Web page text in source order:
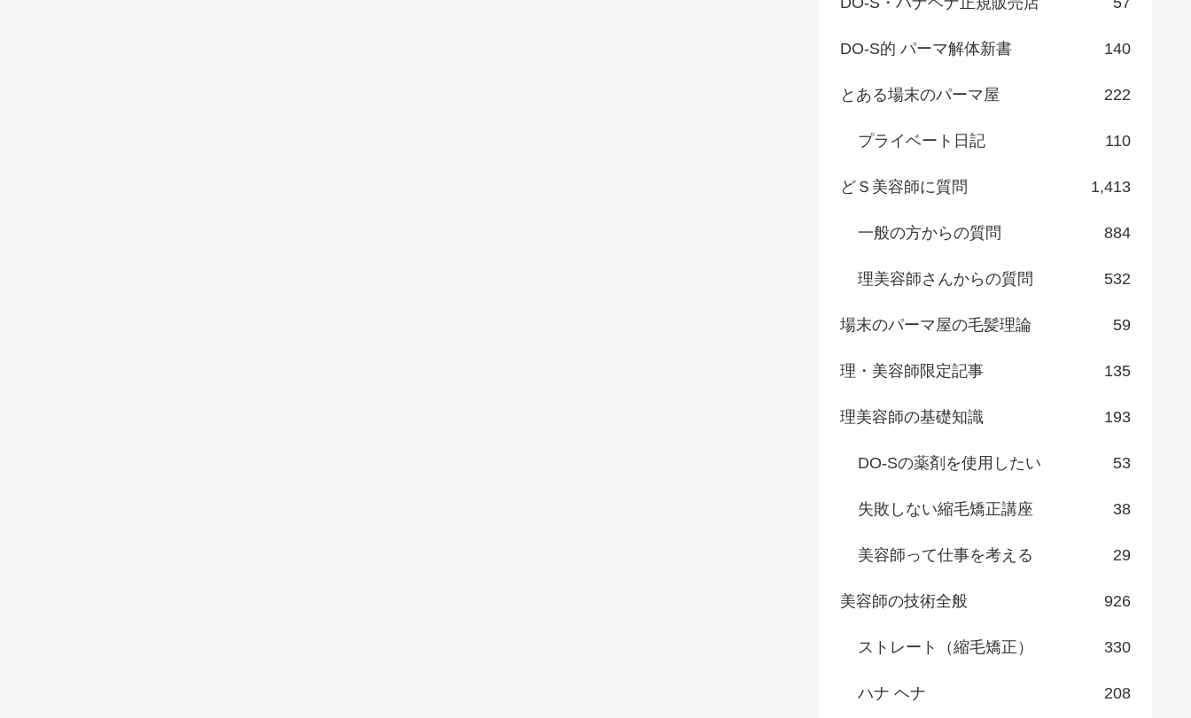
DO-S的 パーマ解体新書 140
とある場末のパーマ屋 222
プライベート日記 110
どＳ美容師に質問 1,413
一般の方からの質問 884
理美容師さんからの質問 532
場末のパーマ屋の毛髪理論 59
理・美容師限定記事 135
理美容師の基礎知識 193
DO-Sの薬剤を使用したい 53
失敗しない縮毛矯正講座 38
美容師って仕事を考える 29
美容師の技術全般 926
ストレート（縮毛矯正） 330
ハナ ヘナ 208